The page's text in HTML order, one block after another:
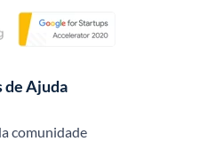
de Ajuda
comunidade